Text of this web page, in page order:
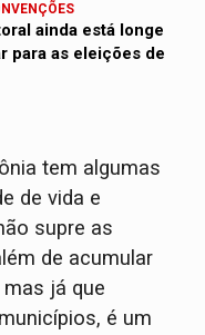
ainda está longe
para as eleições de
tem algumas
de vida e
supre as
de acumular
já que
é um